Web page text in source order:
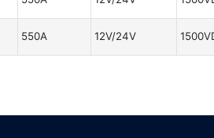
550A 12V/24V